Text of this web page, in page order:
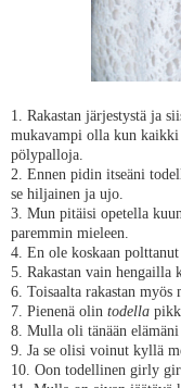
1. Rakastan järjestystä ja
mukavampi olla kun
pölypalloja.
2. Ennen pidin itseäni
se hiljainen ja ujo.
3. Mun pitäisi opetella
paremmin mieleen.
4. En ole koskaan
5. Rakastan vain hengailla
6. Toisaalta rakastan
7. Pienenä olin todella
8. Mulla oli tänään
9. Ja se olisi voinut kyllä
10. Oon todellinen girly